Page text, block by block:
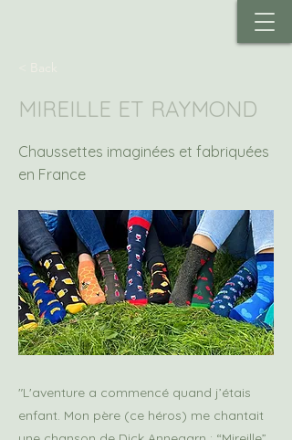
MIREILLE ET RAYMOND
Chaussettes imaginées et fabriquées
en France
"L'aventure a commencé quand j’étais
enfant. Mon père (ce héros) me chantait